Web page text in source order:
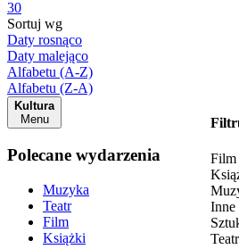
30
Sortuj wg
Daty rosnąco
Daty malejąco
Alfabetu (A-Z)
Alfabetu (Z-A)
Kultura
Menu
Polecane wydarzenia
Muzyka
Teatr
Film
Książki
Film
Inne
Teatr